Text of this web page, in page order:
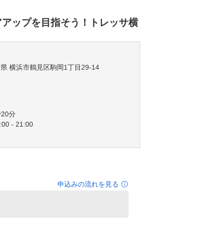
ップを目指そう！トレッサ横
横浜市鶴見区駒岡1丁目29-14
分
- 21:00
申込みの流れを見る